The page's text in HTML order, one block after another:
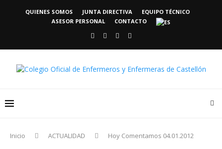
QUIENES SOMOS JUNTA DIRECTIVA
EQUIPO TÉCNICO
ASESOR PERSONAL
CONTACTO
Inicio ACTUALIDAD Hoy Comentamos 04.01.2012